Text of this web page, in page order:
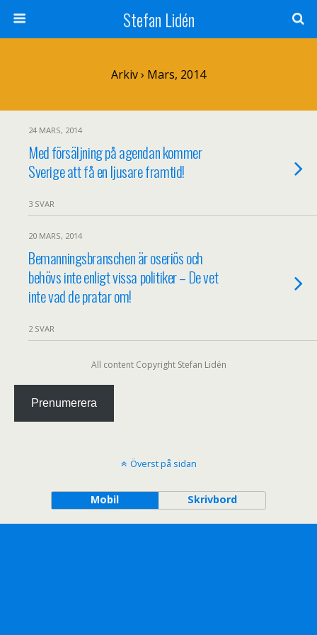
Stefan Lidén
Arkiv › Mars, 2014
24 MARS, 2014
Med försäljning på agendan kommer
Sverige att få en ljusare framtid!
3 SVAR
20 MARS, 2014
Bemanningsbranschen är oseriös och
behövs inte enligt vissa politiker – De vet
inte vad de pratar om!
2 SVAR
All content Copyright Stefan Lidén
Prenumerera
Överst på sidan
Mobil Skrivbord